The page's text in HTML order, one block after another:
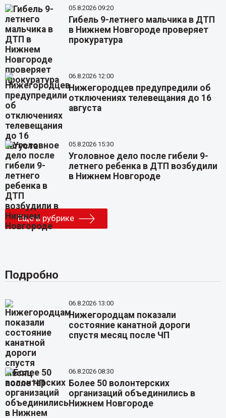
05.8.2026 09:20
Гибель 9-летнего мальчика в ДТП
в Нижнем Новгороде проверяет
прокуратура
06.8.2026 12:00
Нижегородцев предупредили об
отключениях телевещания до 16
августа
05.8.2026 15:30
Уголовное дело после гибели 9-
летнего ребенка в ДТП возбудили
в Нижнем Новгороде
Еще в рубрике
Подробно
06.8.2026 13:00
Нижегородцам показали
состояние канатной дороги
спустя месяц после ЧП
06.8.2026 08:30
Более 50 волонтерских
организаций объединились в
Нижнем Новгороде